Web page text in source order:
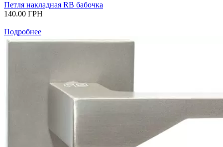
Петля накладная RB бабочка
140.00 ГРН
Подробнее